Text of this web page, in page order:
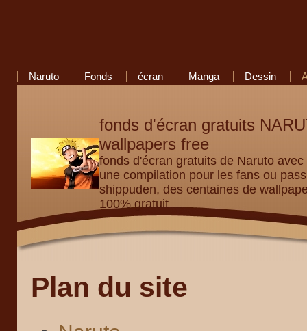
Naruto Fonds écran Manga Dessin
fonds d'écran gratuits
wallpapers free
fonds d'écran gratuits de Naruto
une compilation pour les fans ou
shippuden, des centaines de
100% gratuit ...
Plan du site